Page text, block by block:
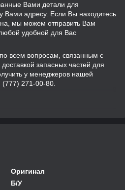
Вами детали для
Вами адресу. Если Вы находитесь
мы можем отправить Вам
удобной для Вас
всем вопросам, связанным с
запасных частей для
у менеджеров нашей
(777) 271-00-80.
Оригинал
Б/У